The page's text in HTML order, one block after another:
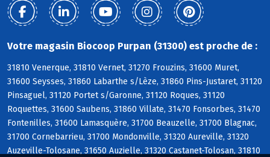
Votre magasin Biocoop Purpan (31300) est proche de :
31810 Venerque, 31810 Vernet, 31270 Frouzins, 31600 Muret,
31600 Seysses, 31860 Labarthe s/Lèze, 31860 Pins-Justaret, 31120
Pinsaguel, 31120 Portet s/Garonne, 31120 Roques, 31120
Roquettes, 31600 Saubens, 31860 Villate, 31470 Fonsorbes, 31470
Fontenilles, 31600 Lamasquère, 31700 Beauzelle, 31700 Blagnac,
31700 Cornebarrieu, 31700 Mondonville, 31320 Aureville, 31320
Auzeville-Tolosane, 31650 Auzielle, 31320 Castanet-Tolosan, 31810